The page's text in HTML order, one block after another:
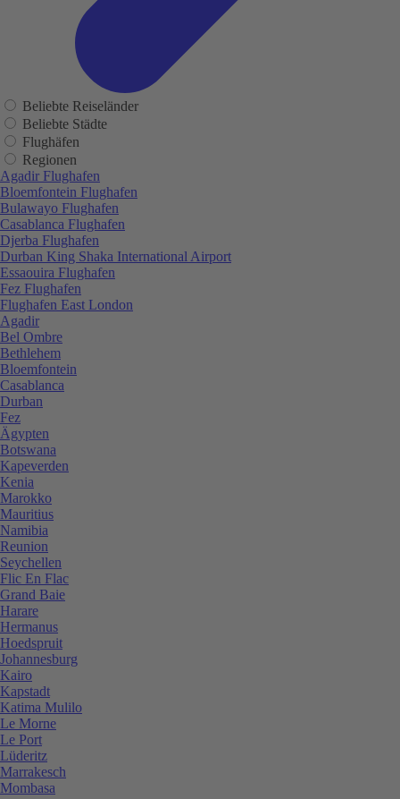
Beliebte Reiseländer
Beliebte Städte
Flughäfen
Regionen
Agadir Flughafen
Bloemfontein Flughafen
Bulawayo Flughafen
Casablanca Flughafen
Djerba Flughafen
Durban King Shaka International Airport
Essaouira Flughafen
Fez Flughafen
Flughafen East London
Agadir
Bel Ombre
Bethlehem
Bloemfontein
Casablanca
Durban
Fez
Ägypten
Botswana
Kapeverden
Kenia
Marokko
Mauritius
Namibia
Reunion
Seychellen
Flic En Flac
Grand Baie
Harare
Hermanus
Hoedspruit
Johannesburg
Kairo
Kapstadt
Katima Mulilo
Le Morne
Le Port
Lüderitz
Marrakesch
Mombasa